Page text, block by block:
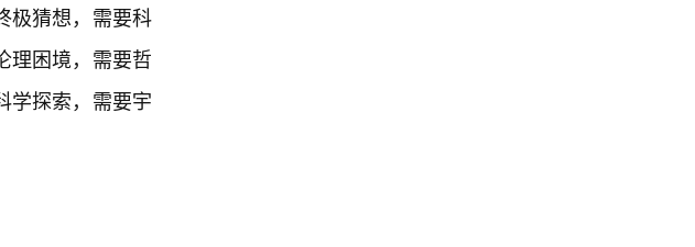
极猜想，需要科
理困境，需要哲
学探索，需要宇